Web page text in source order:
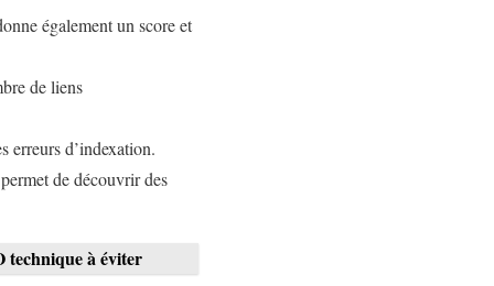
également un score et
de liens
erreurs d’indexation.
de découvrir des
technique à éviter